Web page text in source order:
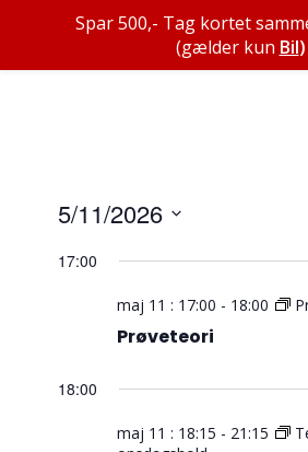
5/11/2026
dato.
17:00
maj 11 : 17:00 - 18:00
Prøveteori
18:00
maj 11 : 18:15 - 21:15
Spar 500,- Tag kortet
(gælder kun Bil)